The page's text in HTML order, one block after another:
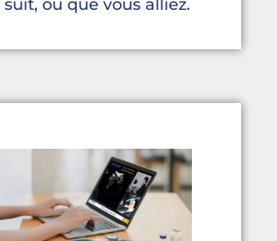
suit, où que vous alliez.